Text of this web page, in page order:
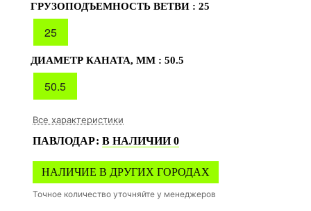
ГРУЗОПОДЪЕМНОСТЬ ВЕТВИ : 25
25
ДИАМЕТР КАНАТА, ММ : 50.5
50.5
Все характеристики
ПАВЛОДАР: В НАЛИЧИИ0
НАЛИЧИЕ В ДРУГИХ ГОРОДАХ
Точное количество уточняйте у менеджеров